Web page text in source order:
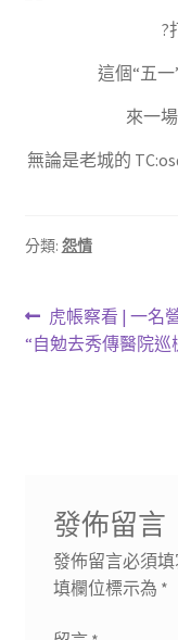
?
這個“五
來一
無論是老城的
分類: 怨情
文
章
上
一
虎帳察看 | 一名
“自勉去秀傳醫院巡
發佈留言
發佈留言必須
填欄位標示為 *